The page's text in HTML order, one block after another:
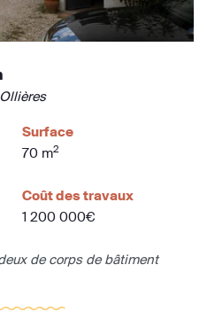
Surface
70 m2
Coût des travaux
1 200 000€
de corps de bâtiment